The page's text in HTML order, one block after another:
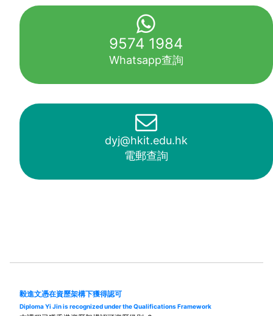
9574 1984
Whatsapp查詢
dyj@hkit.edu.hk
電郵查詢
毅進文憑在資歷架構下獲得認可
Diploma Yi Jin is recognized under the Qualifications Framework